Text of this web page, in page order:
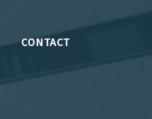
CONTACT